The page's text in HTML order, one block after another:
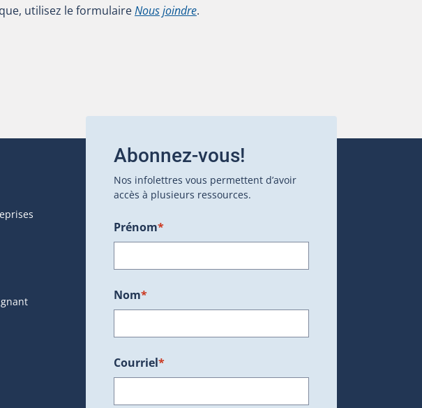
utilisez le formulaireNous joindre.
externe s'ouvrira dans une nouvelle fenêtre.)
externe s'ouvrira dans une nouvelle fenêtre.)
Abonnez-vous!
Nos infolettres vous permettent d’avoir
accès à plusieurs ressources.
Prénom*
Nom*
Courriel*